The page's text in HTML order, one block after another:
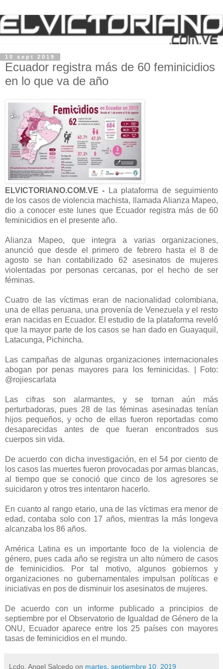
10 sept 2019
Ecuador registra más de 60 feminicidios
en lo que va de año
ELVICTORIANO.COM.VE -
La plataforma de seguimiento
de los casos de violencia machista, llamada Alianza Mapeo,
dio a conocer este lunes que Ecuador registra más de 60
feminicidios en el presente año.
Alianza Mapeo, que integra a varias organizaciones,
anunció que desde el primero de febrero hasta el 8 de
agosto se han contabilizado 62 asesinatos de mujeres
violentadas por personas cercanas, por el hecho de ser
féminas.
Cuatro de las víctimas eran de nacionalidad colombiana,
una de ellas peruana, una provenía de Venezuela y el resto
eran nacidas en Ecuador. El estudio de la plataforma reveló
que la mayor parte de los casos se han dado en Guayaquil,
Latacunga, Pichincha.
Las campañas de algunas organizaciones internacionales
abogan por penas mayores para los feminicidas. | Foto:
@rojiescarlata
Las cifras son alarmantes, y se tornan aún más
perturbadoras, pues 28 de las féminas asesinadas tenían
hijos pequeños, y ocho de ellas fueron reportadas como
desaparecidas antes de que fueran encontrados sus
cuerpos sin vida.
De acuerdo con dicha investigación, en el 54 por ciento de
los casos las muertes fueron provocadas por armas blancas,
al tiempo que se conoció que cinco de los agresores se
suicidaron y otros tres intentaron hacerlo.
En cuanto al rango etario, una de las víctimas era menor de
edad, contaba solo con 17 años, mientras la más longeva
alcanzaba los 86 años.
América Latina es un importante foco de la violencia de
género, pues cada año se registra un alto número de casos
de feminicidios. Por tal motivo, algunos gobiernos y
organizaciones no gubernamentales impulsan políticas e
iniciativas en pos de disminuir los asesinatos de mujeres.
De acuerdo con un informe publicado a principios de
septiembre por el Observatorio de Igualdad de Género de la
ONU, Ecuador aparece entre los 25 países con mayores
tasas de feminicidios en el mundo.
Lcdo. Angel Salcedo on martes, septiembre 10, 2019